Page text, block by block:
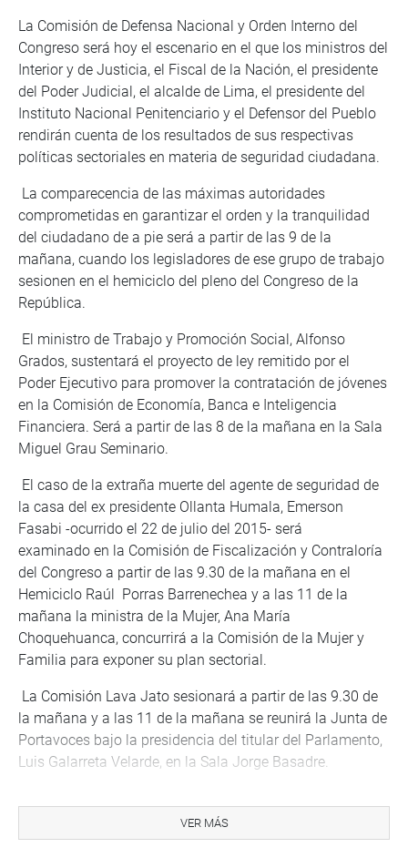
La Comisión de Defensa Nacional y Orden Interno del
Congreso será hoy el escenario en el que los ministros del
Interior y de Justicia, el Fiscal de la Nación, el presidente
del Poder Judicial, el alcalde de Lima, el presidente del
Instituto Nacional Penitenciario y el Defensor del Pueblo
rendirán cuenta de los resultados de sus respectivas
políticas sectoriales en materia de seguridad ciudadana.
La comparecencia de las máximas autoridades
comprometidas en garantizar el orden y la tranquilidad
del ciudadano de a pie será a partir de las 9 de la
mañana, cuando los legisladores de ese grupo de trabajo
sesionen en el hemiciclo del pleno del Congreso de la
República.
El ministro de Trabajo y Promoción Social, Alfonso
Grados, sustentará el proyecto de ley remitido por el
Poder Ejecutivo para promover la contratación de jóvenes
en la Comisión de Economía, Banca e Inteligencia
Financiera. Será a partir de las 8 de la mañana en la Sala
Miguel Grau Seminario.
El caso de la extraña muerte del agente de seguridad de
la casa del ex presidente Ollanta Humala, Emerson
Fasabi -ocurrido el 22 de julio del 2015- será
examinado en la Comisión de Fiscalización y Contraloría
del Congreso a partir de las 9.30 de la mañana en el
Hemiciclo Raúl Porras Barrenechea y a las 11 de la
mañana la ministra de la Mujer, Ana María
Choquehuanca, concurrirá a la Comisión de la Mujer y
Familia para exponer su plan sectorial.
La Comisión Lava Jato sesionará a partir de las 9.30 de
la mañana y a las 11 de la mañana se reunirá la Junta de
Portavoces bajo la presidencia del titular del Parlamento,
Luis Galarreta Velarde, en la Sala Jorge Basadre.
comisiones de Vivienda, de Energía y Minas, de Salud y
Población, de Inteligencia,de Descentralización y la
VER MÁS